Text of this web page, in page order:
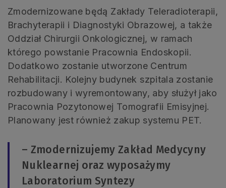
Zmodernizowane będą Zakłady Teleradioterapii,
Brachyterapii i Diagnostyki Obrazowej, a także
Oddział Chirurgii Onkologicznej, w ramach
którego powstanie Pracownia Endoskopii.
Dodatkowo zostanie utworzone Centrum
Rehabilitacji. Kolejny budynek szpitala zostanie
rozbudowany i wyremontowany, aby służył jako
Pracownia Pozytonowej Tomografii Emisyjnej.
Planowany jest również zakup systemu PET.
– Zmodernizujemy Zakład Medycyny
Nuklearnej oraz wyposażymy
Laboratorium Syntezy